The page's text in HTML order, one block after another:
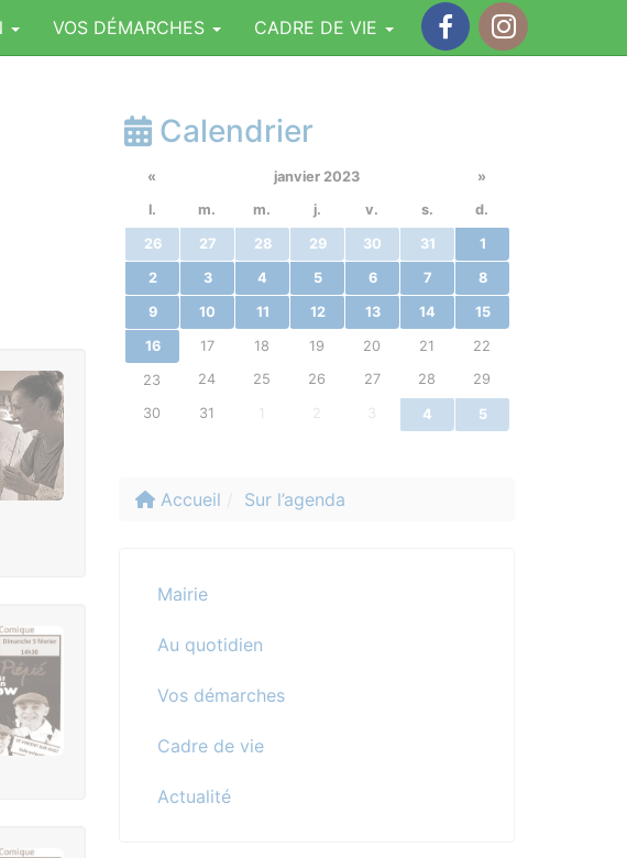
VOS DÉMARCHES
CADRE DE VIE
Calendrier
« janvier 2023
»
l.
m. m. j. v. s. d.
26 27 28 29 30 31 1
2 3 4 5 6 7 8
9 10 11 12 13 14 15
16 17 18 19 20 21 22
23 24 25 26 27 28 29
30 31 2 3 4 5
Accueil Sur l’agenda
Mairie
Au quotidien
Vos démarches
Cadre de vie
Actualité